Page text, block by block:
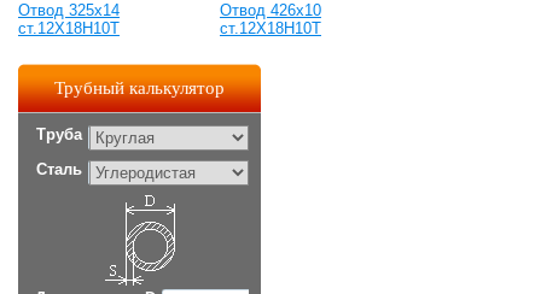
Отвод 325х14
ст.12Х18Н10Т
Отвод 426х10
ст.12Х18Н10Т
Трубный калькулятор
Труба
Сталь